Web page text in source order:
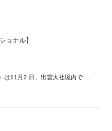
ョナル】
は11月2 日、出雲大社境内で …